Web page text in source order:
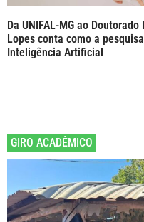
Da UNIFAL-MG ao
Lopes conta como a
Inteligência Artificial
GIRO ACADÊMICO